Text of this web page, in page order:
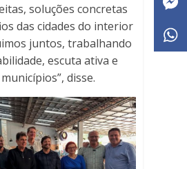
soluções concretas
das cidades do interior
juntos, trabalhando
escuta ativa e
disse.